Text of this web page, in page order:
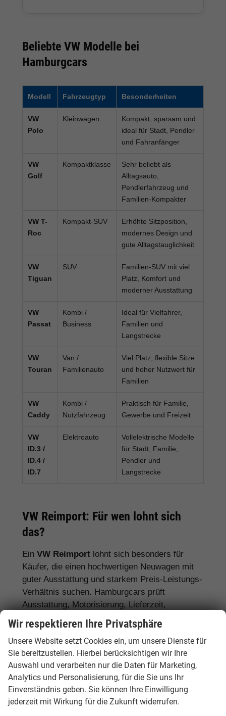
Beliebte VW Modelle bei
Hamburgcars
Modell Fahrzeugtyp Besonderheiten
VW
Polo
Kleinwagen
Kompakt, sparsam und
ideal für Stadt, Pendler
und Fahranfänger
VW
Golf
Kompaktklasse
Sehr beliebt als
Alltagsauto,
Pendlerfahrzeug und
Familien-Kompakter
VW T-
Roc
Kompakt-SUV
Erhöhte Sitzposition,
modernes Design und
gute Alltagstauglichkeit
VW
Tiguan
SUV
Familien-SUV mit viel
Platz, Komfort und
moderner Ausstattung
VW
Passat
Kombi /
Business
Ideal für Vielfahrer,
Familien und
Langstrecke
VW
Touran
Van /
Familienauto
Viel Platz, flexible Sitze
und hoher Nutzwert für
Familien
VW
Caddy
Kombi /
Nutzfahrzeug
Praktisch für Familie,
Gewerbe und Freizeit
VW
ID.3 /
ID.4 /
ID.7
Elektroauto
Vollelektrische Modelle
für Stadt, Familie,
Pendler und
Langstrecke
VW Reimport: Für wen lohnt sich
das?
Ein VW Reimport lohnt sich besonders für
Käufer, die einen hochwertigen Neuwagen mit
guter Ausstattung und starkem Preis-Leistungs-
Verhältnis suchen. Hamburgcars prüft
Ausstattung, Motorisierung, Lieferzeit,
Garantiebedingungen und Fahrzeugdetails
transparent vor dem Kauf.
Für Stadtfahrer:VW Polo, VW Golf, VW
ID.3
Für Familien: VW Tiguan, VW Passat
Variant, VW Touran, VW Caddy
Wir respektieren Ihre Privatsphäre
Unsere Website setzt Cookies ein, um unsere Dienste für
Sie bereitzustellen. Hierbei berücksichtigen wir Ihre
Auswahl und verarbeiten nur die Daten für Marketing,
Analytics und Personalisierung, für die Sie uns Ihr
Einverständnis geben. Sie können Ihre Einwilligung
jederzeit mit Wirkung für die Zukunft widerrufen.